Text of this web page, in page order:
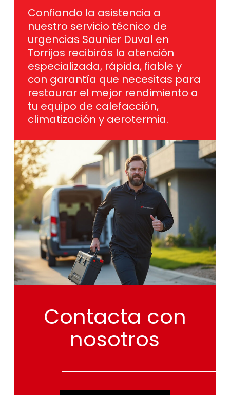
Confiando la asistencia a
nuestro servicio técnico de
urgencias Saunier Duval en
Torrijos recibirás la atención
especializada, rápida, fiable y
con garantía que necesitas para
restaurar el mejor rendimiento a
tu equipo de calefacción,
climatización y aerotermia.
Contacta con
nosotros